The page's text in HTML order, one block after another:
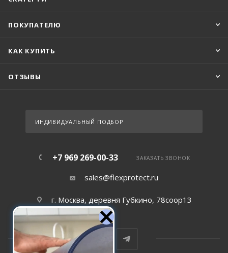
ПОКУПАТЕЛЮ
КАК КУПИТЬ
ОТЗЫВЫ
ИНДИВИДУАЛЬНЫЙ ПОДБОР
+7 969 269-00-33 ЗАКАЗАТЬ ЗВОНОК
sales@flexprotect.ru
г. Москва, деревня Губкино, 78соор13